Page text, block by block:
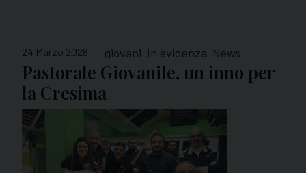
24 Marzo 2026 giovani In evidenza News
Pastorale Giovanile, un inno per
la Cresima